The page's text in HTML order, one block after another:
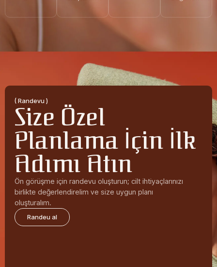
( Randevu )
Size Özel
Planlama İçin İlk
Adımı Atın
Ön görüşme için randevu oluşturun; cilt ihtiyaçlarınızı
birlikte değerlendirelim ve size uygun planı
oluşturalım.
Randeu al